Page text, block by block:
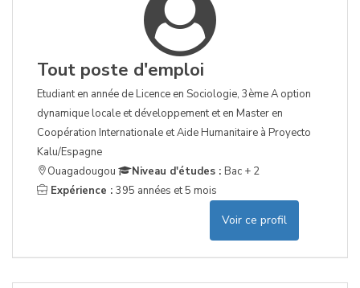
Tout poste d'emploi
Etudiant en année de Licence en Sociologie, 3ème A option
dynamique locale et développement et en Master en
Coopération Internationale et Aide Humanitaire à Proyecto
Kalu/Espagne
Ouagadougou
Niveau d'études : Bac + 2
Expérience : 395 années et 5 mois
Voir ce profil